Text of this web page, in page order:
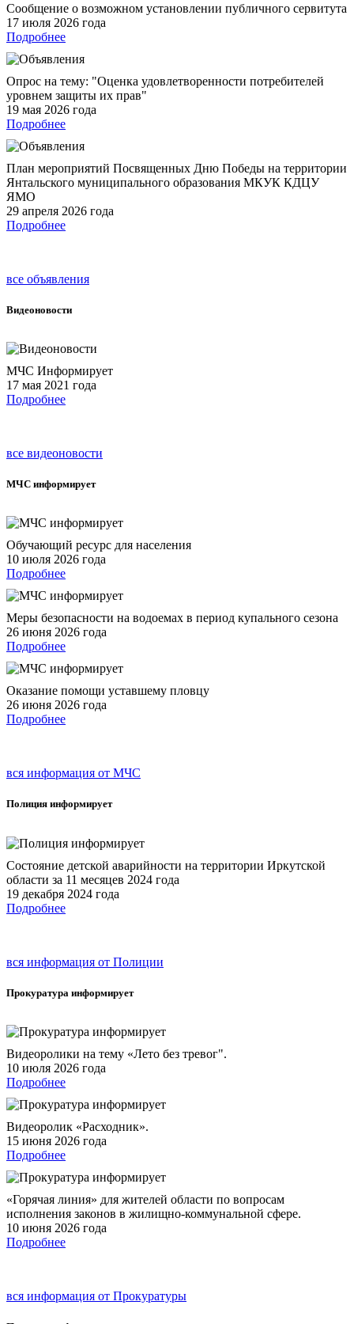
Сообщение о возможном установлении публичного сервитута
17 июля 2026 года
Подробнее
Опрос на тему: "Оценка удовлетворенности потребителей
уровнем защиты их прав"
19 мая 2026 года
Подробнее
План мероприятий Посвященных Дню Победы на территории
Янтальского муниципального образования МКУК КДЦУ
ЯМО
29 апреля 2026 года
Подробнее
все объявления
Видеоновости
МЧС Информирует
17 мая 2021 года
Подробнее
все видеоновости
МЧС информирует
Обучающий ресурс для населения
10 июля 2026 года
Подробнее
Меры безопасности на водоемах в период купального сезона
26 июня 2026 года
Подробнее
Оказание помощи уставшему пловцу
26 июня 2026 года
Подробнее
вся информация от МЧС
Полиция информирует
Состояние детской аварийности на территории Иркутской
области за 11 месяцев 2024 года
19 декабря 2024 года
Подробнее
вся информация от Полиции
Прокуратура информирует
Видеоролики на тему «Лето без тревог".
10 июля 2026 года
Подробнее
Видеоролик «Расходник».
15 июня 2026 года
Подробнее
«Горячая линия» для жителей области по вопросам
исполнения законов в жилищно-коммунальной сфере.
10 июня 2026 года
Подробнее
вся информация от Прокуратуры